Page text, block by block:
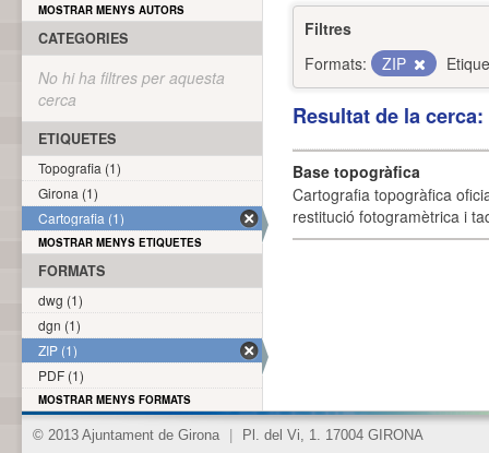
Filtres
Formats:
ZIP
Resultat de la
Base topogràfica
Cartografia topogràfica
restitució fotogramètrica i
MOSTRAR MENYS AUTORS
CATEGORIES
No hi ha filtres per aquesta
cerca
ETIQUETES
Topografia (1)
Girona (1)
Cartografia (1)
MOSTRAR MENYS ETIQUETES
FORMATS
dwg (1)
dgn (1)
ZIP (1)
PDF (1)
MOSTRAR MENYS FORMATS
© 2013 Ajuntament de Girona Pl. del Vi, 1. 17004 GIRONA